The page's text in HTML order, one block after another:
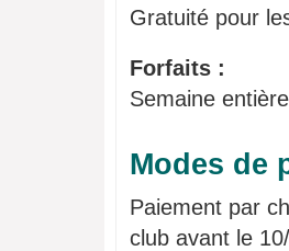
Gratuité pour
Forfaits :
Semaine
Modes de
Paiement par
club avant le